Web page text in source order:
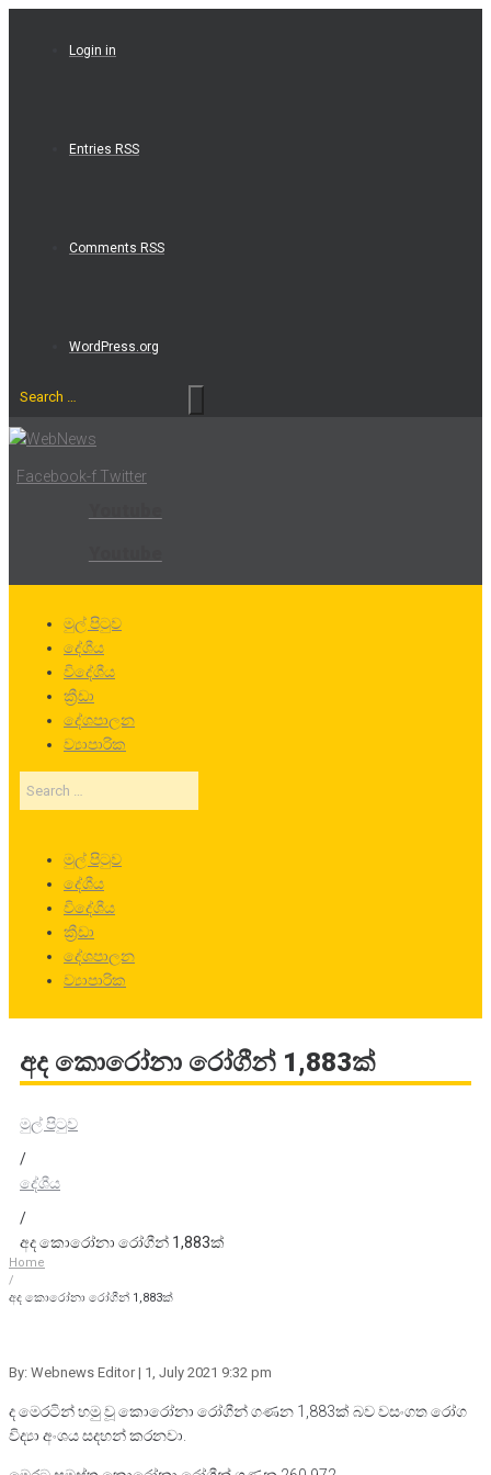
Login in
Entries RSS
Comments RSS
WordPress.org
Search
Facebook-f Twitter
මුල් පිටුව
දේශීය
විදේශීය
ක්‍රීඩා
දේශපාලන
ව්‍යාපාරික
Search
…
මුල් පිටුව
දේශීය
විදේශීය
ක්‍රීඩා
දේශපාලන
ව්‍යාපාරික
අද කොරෝනා රෝගීන් 1,883ක්
මුල් පිටුව
/
දේශීය
/
අද කොරෝනා රෝගීන් 1,883ක්
Home
/
අද කොරෝනා රෝගීන් 1,883ක්
By: Webnews Editor | 1, July 2021 9:32 pm
ද මෙරටින් හමු වූ කොරෝනා රෝගීන් ගණන 1,883ක් බව වසංගත රෝග
විද්‍යා අංශය සදහන් කරනවා.